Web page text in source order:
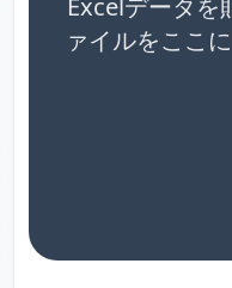
Excelデータを
ァイルをここ